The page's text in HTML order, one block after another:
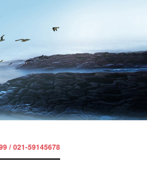
/ 021-59145678